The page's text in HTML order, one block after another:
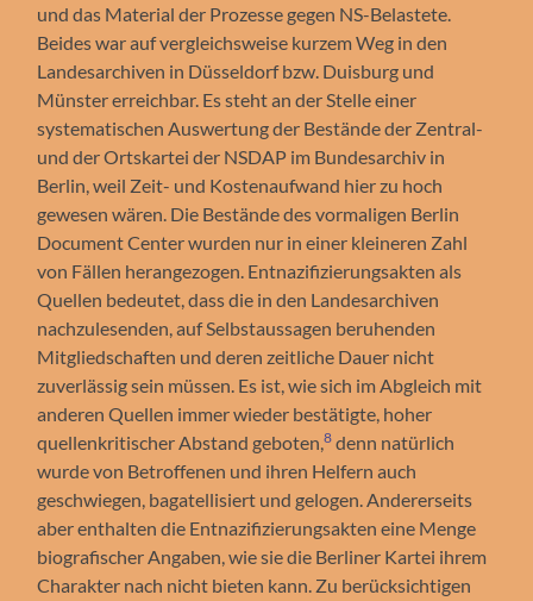
und das Material der Prozesse gegen NS-Belastete.
Beides war auf vergleichsweise kurzem Weg in den
Landesarchiven in Düsseldorf bzw. Duisburg und
Münster erreichbar. Es steht an der Stelle einer
systematischen Auswertung der Bestände der Zentral-
und der Ortskartei der NSDAP im Bundesarchiv in
Berlin, weil Zeit- und Kostenaufwand hier zu hoch
gewesen wären. Die Bestände des vormaligen Berlin
Document Center wurden nur in einer kleineren Zahl
von Fällen herangezogen. Entnazifizierungsakten als
Quellen bedeutet, dass die in den Landesarchiven
nachzulesenden, auf Selbstaussagen beruhenden
Mitgliedschaften und deren zeitliche Dauer nicht
zuverlässig sein müssen. Es ist, wie sich im Abgleich mit
anderen Quellen immer wieder bestätigte, hoher
quellenkritischer Abstand geboten,8 denn natürlich
wurde von Betroffenen und ihren Helfern auch
geschwiegen, bagatellisiert und gelogen. Andererseits
aber enthalten die Entnazifizierungsakten eine Menge
biografischer Angaben, wie sie die Berliner Kartei ihrem
Charakter nach nicht bieten kann. Zu berücksichtigen